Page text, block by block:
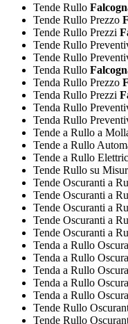
Tende Rullo
Tende Rullo Prezzo
Tende Rullo Prezzi
Tende Rullo
Tende Rullo
Tenda Rullo
Tenda Rullo Prezzo
Tenda Rullo Prezzi
Tenda Rullo
Tenda Rullo
Tende a Rullo a
Tende a Rullo
Tende a Rullo
Tende Rullo su
Tende Oscuranti a
Tende Oscuranti a
Tende Oscuranti a
Tende Oscuranti a
Tende Oscuranti a
Tenda a Rullo
Tenda a Rullo
Tenda a Rullo
Tenda a Rullo
Tenda a Rullo
Tende Rullo
Tende Rullo